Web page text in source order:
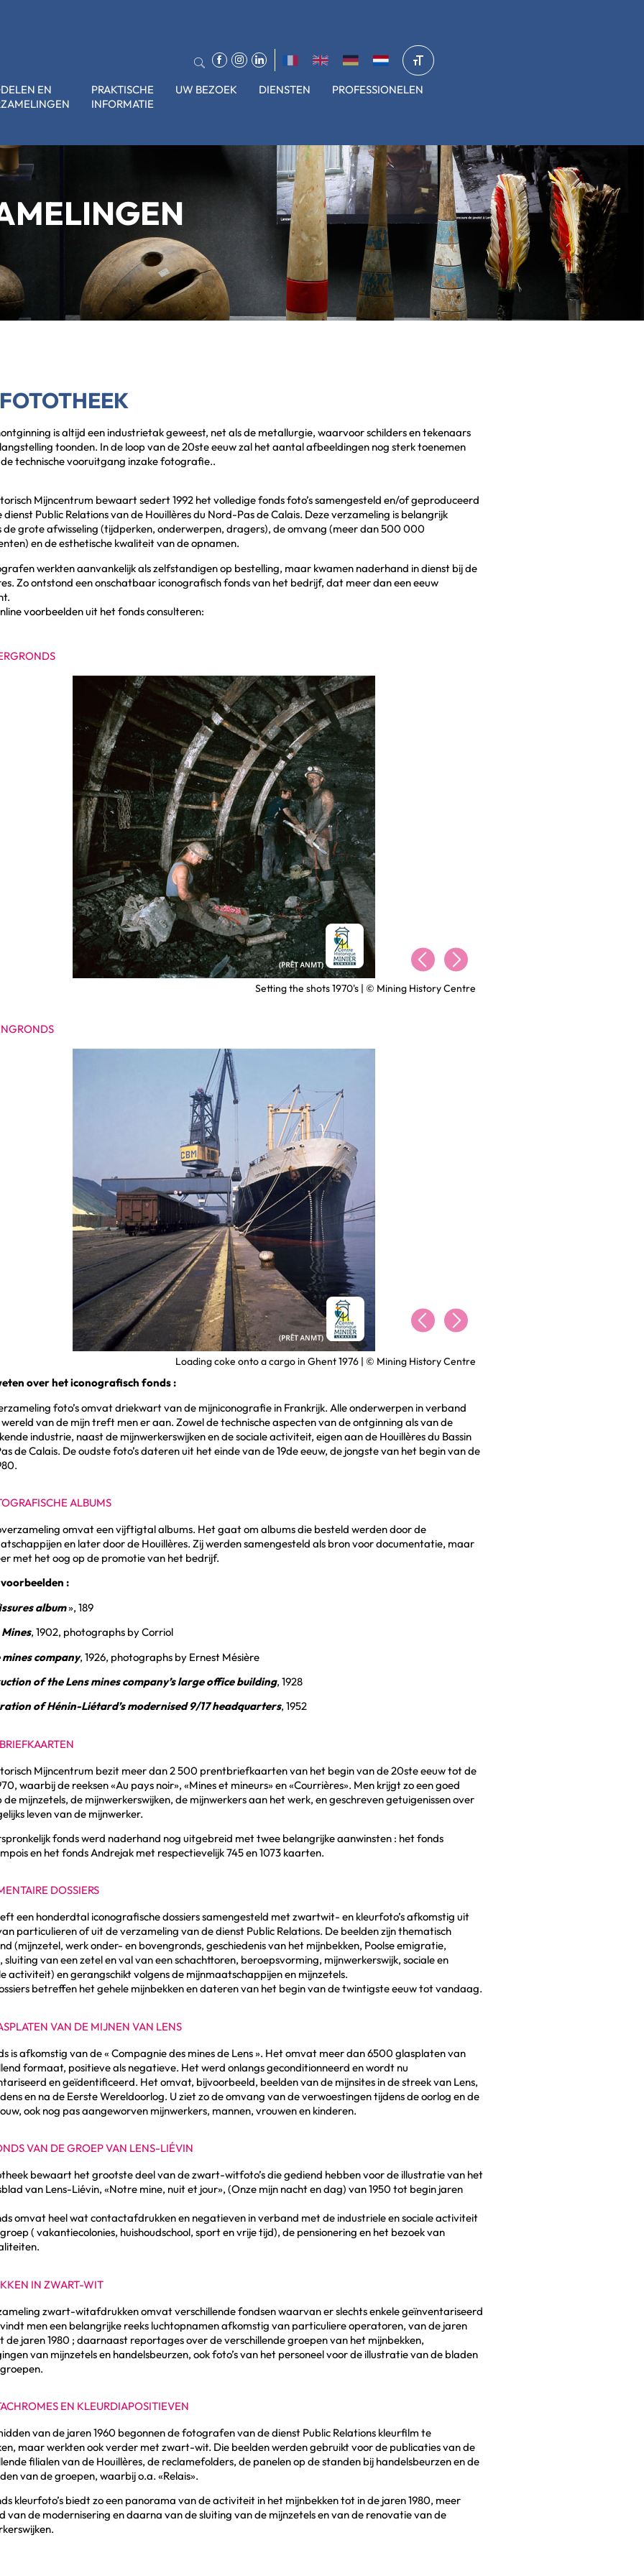
EN
PRAKTISCHE
INFORMATIE
UW BEZOEK DIENSTEN PROFESSIONELEN
is altijd een industrietak geweest, net als de metallurgie, waarvoor schilders en tekenaars
toonden. In de loop van de 20ste eeuw zal het aantal afbeeldingen nog sterk toenemen
technische vooruitgang inzake fotografie..
Mijncentrum bewaart sedert 1992 het volledige fonds foto’s samengesteld en/of geproduceerd
dienst Public Relations van de Houillères du Nord-Pas de Calais. Deze verzameling is belangrijk
de grote afwisseling (tijdperken, onderwerpen, dragers), de omvang (meer dan 500 000
en de esthetische kwaliteit van de opnamen.
werkten aanvankelijk als zelfstandigen op bestelling, maar kwamen naderhand in dienst bij de
Zo ontstond een onschatbaar iconografisch fonds van het bedrijf, dat meer dan een eeuw
voorbeelden uit het fonds consulteren:
Setting the shots 1970's | © Mining History Centre
Loading coke onto a cargo in Ghent 1976 | © Mining History Centre
over het iconografisch fonds :
foto’s omvat driekwart van de mijniconografie in Frankrijk. Alle onderwerpen in verband
van de mijn treft men er aan. Zowel de technische aspecten van de ontginning als van de
industrie, naast de mijnwerkerswijken en de sociale activiteit, eigen aan de Houillères du Bassin
de Calais. De oudste foto’s dateren uit het einde van de 19de eeuw, de jongste van het begin van de
ALBUMS
omvat een vijftigtal albums. Het gaat om albums die besteld werden door de
en later door de Houillères. Zij werden samengesteld als bron voor documentatie, maar
met het oog op de promotie van het bedrijf.
:
album», 189
, 1902, photographs by Corriol
company, 1926, photographs by Ernest Mésière
of the Lens mines company’s large office building, 1928
of Hénin-Liétard’s modernised 9/17 headquarters, 1952
Mijncentrum bezit meer dan 2 500 prentbriefkaarten van het begin van de 20ste eeuw tot de
waarbij de reeksen «Au pays noir», «Mines et mineurs» en «Courrières». Men krijgt zo een goed
de mijnzetels, de mijnwerkerswijken, de mijnwerkers aan het werk, en geschreven getuigenissen over
leven van de mijnwerker.
fonds werd naderhand nog uitgebreid met twee belangrijke aanwinsten : het fonds
en het fonds Andrejak met respectievelijk 745 en 1073 kaarten.
DOSSIERS
een honderdtal iconografische dossiers samengesteld met zwartwit- en kleurfoto’s afkomstig uit
particulieren of uit de verzameling van de dienst Public Relations. De beelden zijn thematisch
(mijnzetel, werk onder- en bovengronds, geschiedenis van het mijnbekken, Poolse emigratie,
sluiting van een zetel en val van een schachttoren, beroepsvorming, mijnwerkerswijk, sociale en
activiteit) en gerangschikt volgens de mijnmaatschappijen en mijnzetels.
betreffen het gehele mijnbekken en dateren van het begin van de twintigste eeuw tot vandaag.
VAN DE MIJNEN VAN LENS
is afkomstig van de « Compagnie des mines de Lens ». Het omvat meer dan 6500 glasplaten van
formaat, positieve als negatieve. Het werd onlangs geconditionneerd en wordt nu
en geïdentificeerd. Het omvat, bijvoorbeeld, beelden van de mijnsites in de streek van Lens,
en na de Eerste Wereldoorlog. U ziet zo de omvang van de verwoestingen tijdens de oorlog en de
ook nog pas aangeworven mijnwerkers, mannen, vrouwen en kinderen.
VAN DE GROEP VAN LENS-LIÉVIN
bewaart het grootste deel van de zwart-witfoto’s die gediend hebben voor de illustratie van het
van Lens-Liévin, «Notre mine, nuit et jour», (Onze mijn nacht en dag) van 1950 tot begin jaren
omvat heel wat contactafdrukken en negatieven in verband met de industriele en sociale activiteit
( vakantiecolonies, huishoudschool, sport en vrije tijd), de pensionering en het bezoek van
IN ZWART-WIT
zwart-witafdrukken omvat verschillende fondsen waarvan er slechts enkele geïnventariseerd
men een belangrijke reeks luchtopnamen afkomstig van particuliere operatoren, van de jaren
de jaren 1980 ; daarnaast reportages over de verschillende groepen van het mijnbekken,
van mijnzetels en handelsbeurzen, ook foto’s van het personeel voor de illustratie van de bladen
EN KLEURDIAPOSITIEVEN
van de jaren 1960 begonnen de fotografen van de dienst Public Relations kleurfilm te
maar werkten ook verder met zwart-wit. Die beelden werden gebruikt voor de publicaties van de
filialen van de Houillères, de reclamefolders, de panelen op de standen bij handelsbeurzen en de
van de groepen, waarbij o.a. «Relais».
kleurfoto’s biedt zo een panorama van de activiteit in het mijnbekken tot in de jaren 1980, meer
van de modernisering en daarna van de sluiting van de mijnzetels en van de renovatie van de